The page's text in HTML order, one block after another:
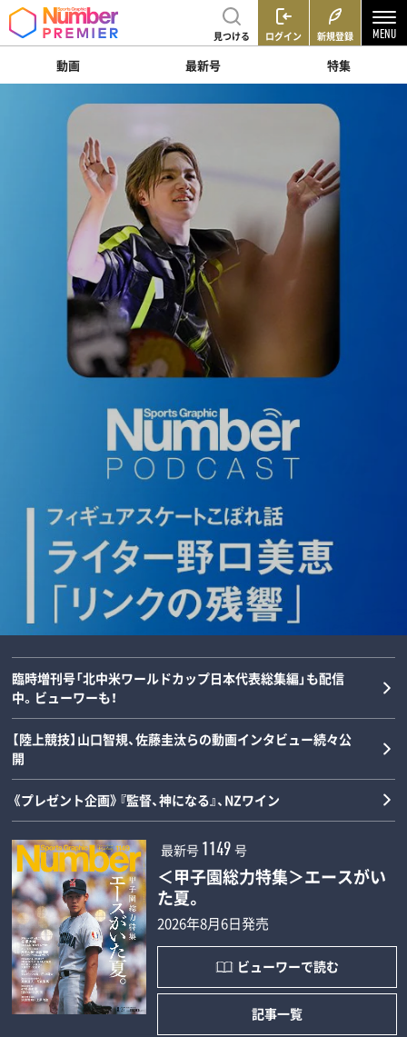
見つける ログイン 新規登録
動画 最新号 特集
「後出しじゃんけんの天才」阪神タイガー
剖…本人と中高時代恩師が語るマニアッ
クすぎる練習とは？《常葉橘高校》
2026/08/08
ダルビッシュの夏を終わらせた三塁手…
とは？《最強右腕「甲子園ラストゲーム」
の真実》
2026/08/07
「女の子が男装して校内へ!?」荒木大輔と
の夏の匂い”「早実は横浜と同じタイプで
した」《スペシャル対談》
2026/08/06
【甲子園】横浜高校の“歴代最強エース”は
る“背番号1”の条件「人間的には丹波し
かない」
2026/08/05
臨時増刊号「北中米ワールドカップ日本代表総集編」も配信
中。ビューワーも！
【陸上競技】山口智規、佐藤圭汰らの動画インタビュー続々公
開
《プレゼント企画》『監督、神になる』、NZワイン
最新号 1149 号
＜甲子園総力特集＞エースがい
た夏。
2026年8月6日発売
ビューワーで読む
記事一覧